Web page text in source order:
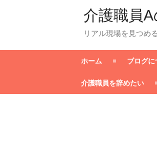
介護職員
リアル現場を見つめ
ホーム ブログに
介護職員を辞めたい